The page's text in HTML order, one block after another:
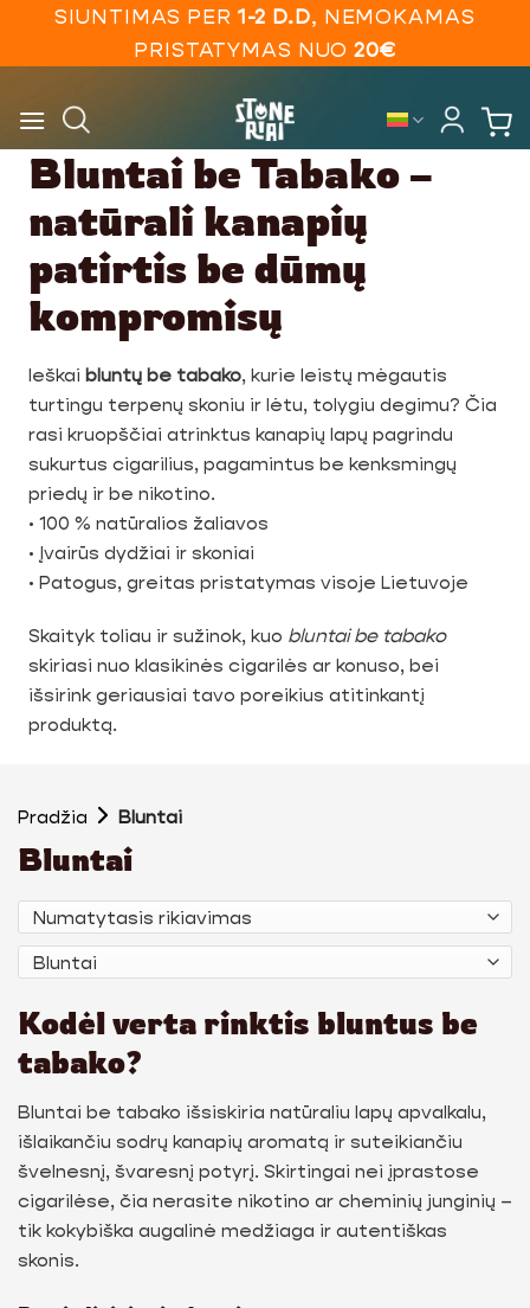
content
SIUNTIMAS PER 1-2 D.D, NEMOKAMAS
PRISTATYMAS NUO20€
Bluntai be Tabako –
natūrali kanapių
patirtis be dūmų
kompromisų
Ieškai bluntų be tabako, kurie leistų mėgautis
turtingu terpenų skoniu ir lėtu, tolygiu degimu? Čia
rasi kruopščiai atrinktus kanapių lapų pagrindu
sukurtus cigarilius, pagamintus be kenksmingų
priedų ir be nikotino.
• 100 % natūralios žaliavos
• Įvairūs dydžiai ir skoniai
• Patogus, greitas pristatymas visoje Lietuvoje
Skaityk toliau ir sužinok, kuo bluntai be tabako
skiriasi nuo klasikinės cigarilės ar konuso, bei
išsirink geriausiai tavo poreikius atitinkantį
produktą.
Pradžia Bluntai
Bluntai
Kodėl verta rinktis bluntus be
tabako?
Bluntai be tabako išsiskiria natūraliu lapų apvalkalu,
išlaikančiu sodrų kanapių aromatą ir suteikiančiu
švelnesnį, švaresnį potyrį. Skirtingai nei įprastose
cigarilėse, čia nerasite nikotino ar cheminių junginių –
tik kokybiška augalinė medžiaga ir autentiškas
skonis.